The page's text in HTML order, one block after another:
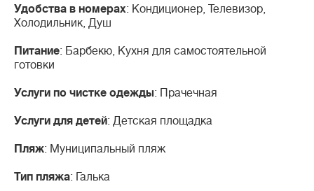
Удобства в номерах: Кондиционер, Телевизор,
Холодильник, Душ
Питание: Барбекю, Кухня для самостоятельной
готовки
Услуги по чистке одежды: Прачечная
Услуги для детей: Детская площадка
Пляж: Муниципальный пляж
Тип пляжа: Галька